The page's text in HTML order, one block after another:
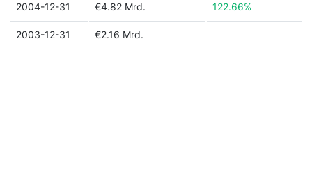
2004-12-31 €4.82 Mrd. 122.66%
2003-12-31 €2.16 Mrd.